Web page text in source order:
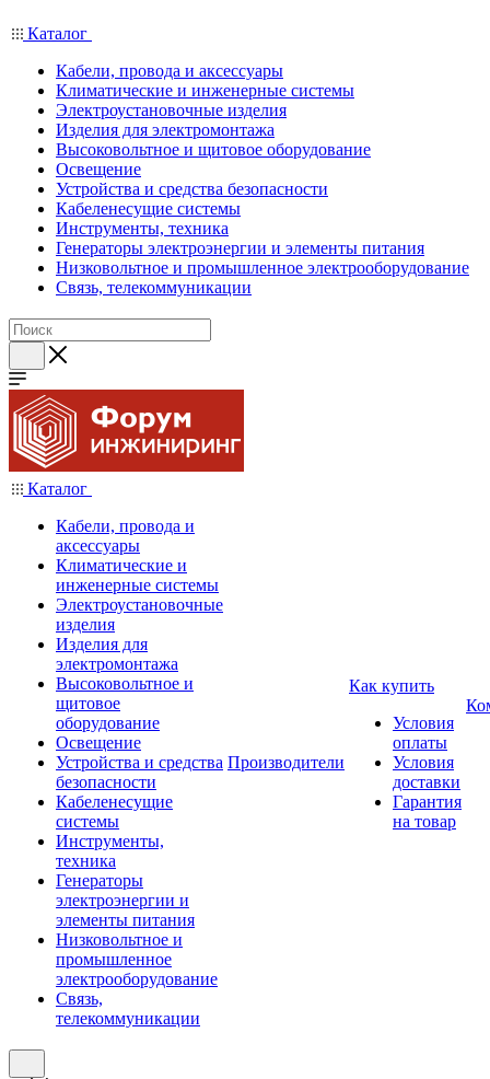
Каталог
Кабели, провода и аксессуары
Климатические и инженерные системы
Электроустановочные изделия
Изделия для электромонтажа
Высоковольтное и щитовое оборудование
Освещение
Устройства и средства безопасности
Кабеленесущие системы
Инструменты, техника
Генераторы электроэнергии и элементы питания
Низковольтное и промышленное электрооборудование
Связь, телекоммуникации
Каталог
Кабели, провода и
аксессуары
Климатические и
инженерные системы
Электроустановочные
изделия
Изделия для
электромонтажа
Высоковольтное и
щитовое
оборудование
Освещение
Устройства и средства
безопасности
Кабеленесущие
системы
Инструменты,
техника
Генераторы
электроэнергии и
элементы питания
Низковольтное и
промышленное
электрооборудование
Связь,
телекоммуникации
Производители
Как купить
Условия
оплаты
Условия
доставки
Гарантия
на товар